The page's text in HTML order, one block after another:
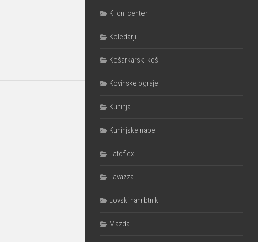
Klicni center
Koledarji
Košarkarski koši
Kovinske ograje
Kuhinja
Kuhinjske nape
Latoflex
Lavazza
Lovski nahrbtnik
Mazda